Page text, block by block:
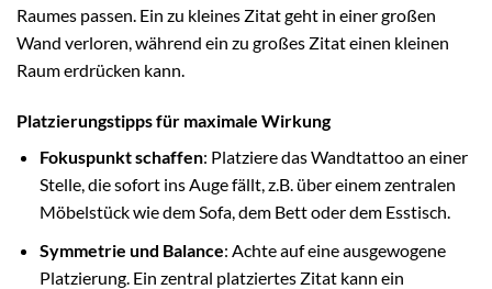
Raumes passen. Ein zu kleines Zitat geht in einer großen
Wand verloren, während ein zu großes Zitat einen kleinen
Raum erdrücken kann.
Platzierungstipps für maximale Wirkung
Fokuspunkt schaffen: Platziere das Wandtattoo an einer
Stelle, die sofort ins Auge fällt, z.B. über einem zentralen
Möbelstück wie dem Sofa, dem Bett oder dem Esstisch.
Symmetrie und Balance: Achte auf eine ausgewogene
Platzierung. Ein zentral platziertes Zitat kann ein